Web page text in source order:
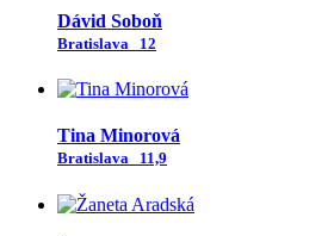
Dávid Soboň
Bratislava 12
Tina Minorová
Bratislava 11,9